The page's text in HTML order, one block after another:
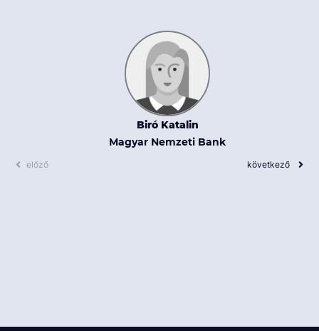
Biró Katalin
Magyar Nemzeti Bank
előző következő